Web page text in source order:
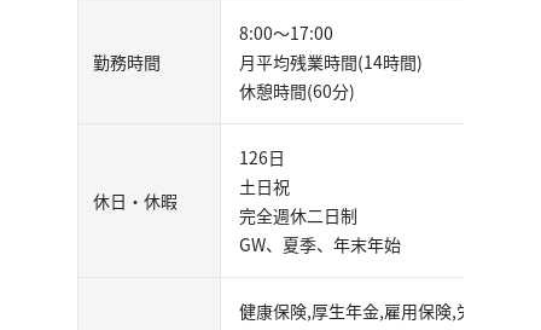
勤務時間
8:00～17:00
月平均残業時間(14時間)
休憩時間(60分)
休日・休暇
126日
土日祝
完全週休二日制
GW、夏季、年末年始
健康保険,厚生年金,雇用保険,労災保険